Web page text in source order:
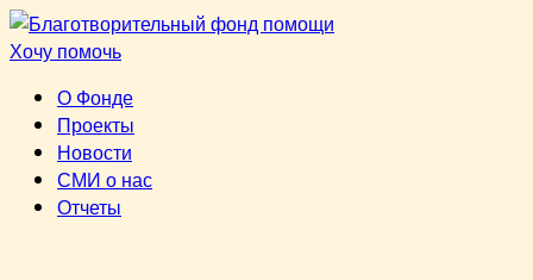
Перейти
к
Хочу помочь
О Фонде
Проекты
Новости
СМИ о нас
Отчеты